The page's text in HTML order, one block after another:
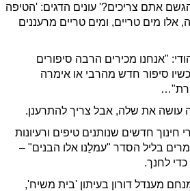
אתם צריכים?' עונים הדגים: 'הטיפה
אלו מים טריים, ומים טריים מרעננים
"אנחנו מכירים הרבה סיפורים
סיפור חדש מהרבי או אימרה
עושה את שלה, אבל צריך להתרענן.
חדשים שנותנים טיפים ורעיונות
בליל הסדר "עמלֵנו אלו הבנים" –
לחנך.
מענדל דורון בעיתון 'בית משיח',